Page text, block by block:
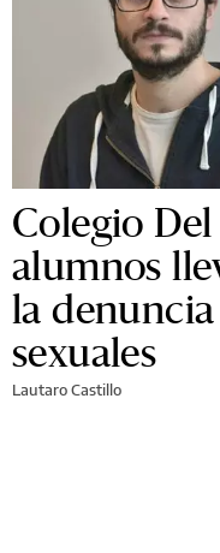
Colegio
alumnos
la
sexuales
Lautaro Castillo